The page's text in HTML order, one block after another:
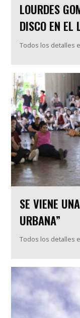
LOURDES
DISCO EN EL
Todos los detalles
SE VIENE
URBANA”
Todos los detalles